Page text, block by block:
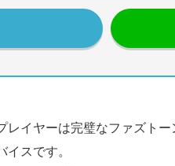
イヤーは完璧なファズト
スです。